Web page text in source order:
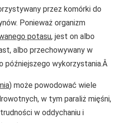
przez komórki do
Ponieważ organizm
potasu, jest on albo
albo przechowywany w
późniejszego wykorzystania.Â
) może powodować wiele
w tym paraliż mięśni,
w oddychaniu i